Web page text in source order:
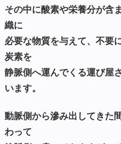
その中に酸素や栄養分が含
織に
必要な物質を与えて、不要
炭素を
静脈側へ運んでくる運び屋
います。
動脈側から滲み出してきた
わって